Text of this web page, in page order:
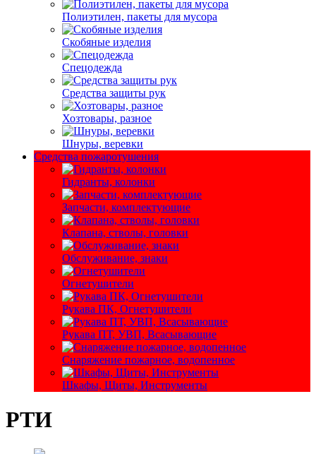
Полиэтилен, пакеты для мусора
Скобяные изделия
Спецодежда
Средства защиты рук
Хозтовары, разное
Шнуры, веревки
Средства пожаротушения
Гидранты, колонки
Запчасти, комплектующие
Клапана, стволы, головки
Обслуживание, знаки
Огнетушители
Рукава ПК, Огнетушители
Рукава ПТ, УВП, Всасывающие
Снаряжение пожарное, водопенное
Шкафы, Щиты, Инструменты
РТИ